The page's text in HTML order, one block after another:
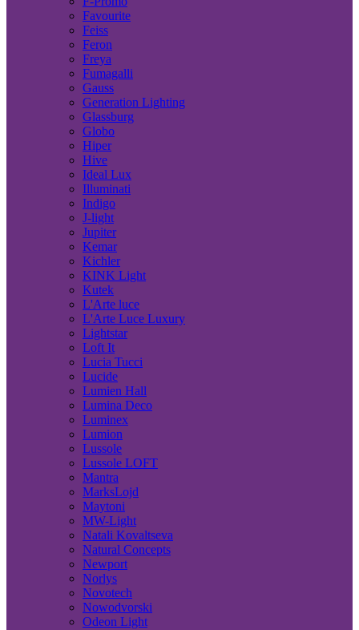
Favourite
Feiss
Feron
Freya
Fumagalli
Gauss
Generation Lighting
Glassburg
Globo
Hiper
Hive
Ideal Lux
Illuminati
Indigo
J-light
Jupiter
Kemar
Kichler
KINK Light
Kutek
L'Arte luce
L'Arte Luce Luxury
Lightstar
Loft It
Lucia Tucci
Lucide
Lumien Hall
Lumina Deco
Luminex
Lumion
Lussole
Lussole LOFT
Mantra
MarksLojd
Maytoni
MW-Light
Natali Kovaltseva
Natural Concepts
Newport
Norlys
Novotech
Nowodvorski
Odeon Light